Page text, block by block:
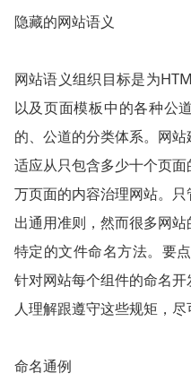
隐藏的网站语义
网站语义组织目标是为
以及页面模板中的各种公
的、公道的分类体系。网
适应从只包含多少十个页
万页面的内容治理网站。
出通用准则，然而很多网
特定的文件命名方法。要
针对网站每个组件的命名
人理解跟遵守这些规矩，尽
命名通例